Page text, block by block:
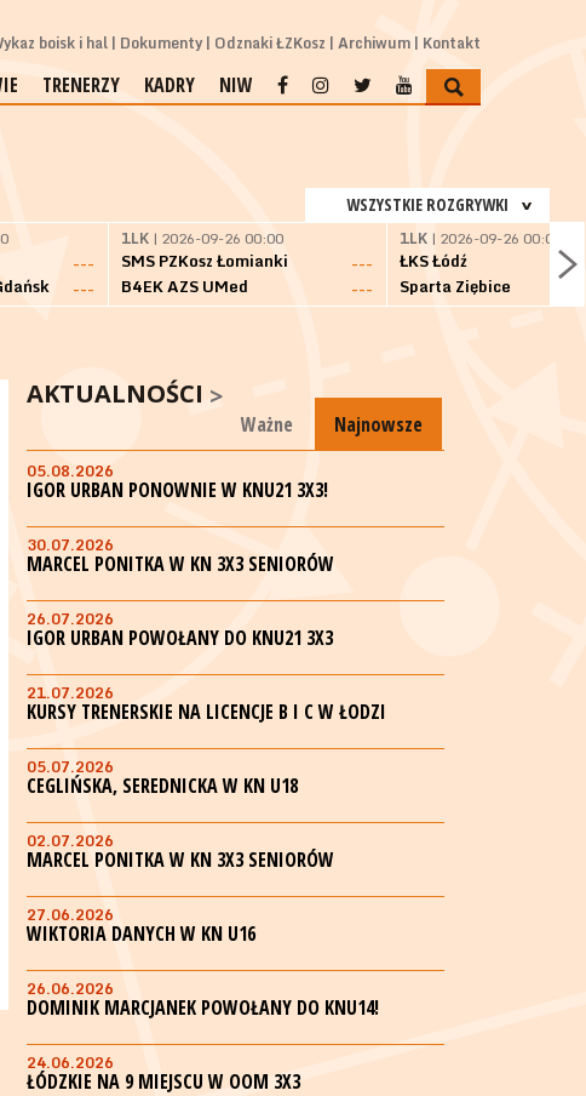
boisk i hal Dokumenty Odznaki ŁZKosz Archiwum Kontakt
TRENERZY KADRY NIW
WSZYSTKIE ROZGRYWKI
---
---
1LK | 2026-09-26 00:00
SMS PZKosz Łomianki
---
B4EK AZS UMed
---
1LK | 2026-09-26 00:00
ŁKS Łódź
Sparta Ziębice
AKTUALNOŚCI
Najnowsze
Ważne
05.08.2026
IGOR URBAN PONOWNIE W KNU21 3X3!
30.07.2026
MARCEL PONITKA W KN 3X3 SENIORÓW
26.07.2026
IGOR URBAN POWOŁANY DO KNU21 3X3
21.07.2026
KURSY TRENERSKIE NA LICENCJE B I C W ŁODZI
05.07.2026
CEGLIŃSKA, SEREDNICKA W KN U18
02.07.2026
MARCEL PONITKA W KN 3X3 SENIORÓW
27.06.2026
WIKTORIA DANYCH W KN U16
26.06.2026
DOMINIK MARCJANEK POWOŁANY DO KNU14!
24.06.2026
ŁÓDZKIE NA 9 MIEJSCU W OOM 3X3